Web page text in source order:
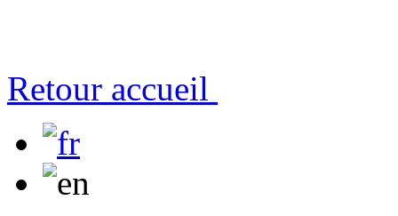
Retour accueil